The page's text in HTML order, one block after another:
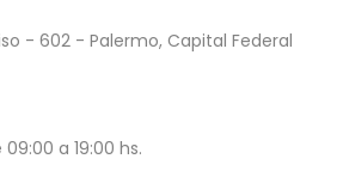
- 602 - Palermo, Capital Federal
a 19:00 hs.